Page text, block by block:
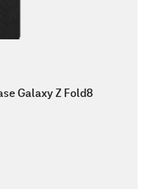
Galaxy Z Fold8